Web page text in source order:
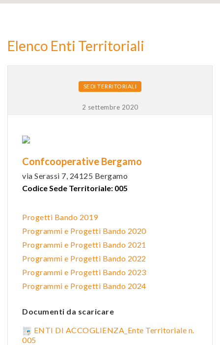
Elenco Enti Territoriali
SEDI TERRITORIALI
2 settembre 2020
Confcooperative Bergamo
via Serassi 7, 24125 Bergamo
Codice Sede Territoriale: 005
Progetti Bando 2019
Programmi e Progetti Bando 2020
Programmi e Progetti Bando 2021
Programmi e Progetti Bando 2022
Programmi e Progetti Bando 2023
Programmi e Progetti Bando 2024
Documenti da scaricare
ENTI DI ACCOGLIENZA_Ente Territoriale n.
005